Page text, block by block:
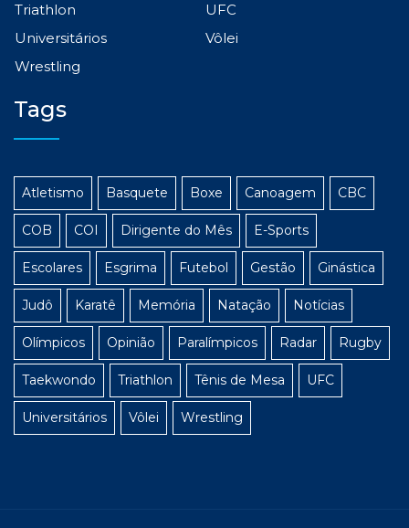
Triathlon
UFC
Universitários
Vôlei
Wrestling
Tags
Atletismo Basquete Boxe Canoagem CBC
COB COI Dirigente do Mês E-Sports
Escolares Esgrima Futebol Gestão Ginástica
Judô Karatê Memória Natação Notícias
Olímpicos Opinião Paralímpicos Radar Rugby
Taekwondo Triathlon Tênis de Mesa UFC
Universitários Vôlei Wrestling